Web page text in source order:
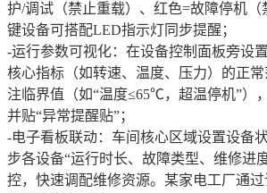
护/调试（禁止重载）、红色=故障停机（
键设备可搭配LED指示灯同步提醒；
-运行参数可视化：在设备控制面板旁设
核心指标（如转速、温度、压力）的正
注临界值（如“温度≤65℃，超温停机”）
并贴“异常提醒贴”；
-电子看板联动：车间核心区域设置设备
步各设备“运行时长、故障类型、维修进
控，快速调配维修资源。某家电工厂通